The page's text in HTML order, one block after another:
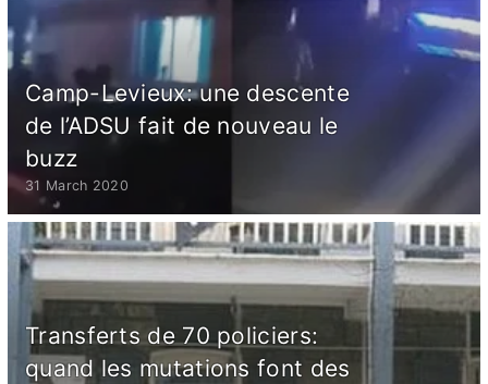
Camp-Levieux: une descente
de l’ADSU fait de nouveau le
buzz
31 March 2020
Transferts de 70 policiers:
quand les mutations font des